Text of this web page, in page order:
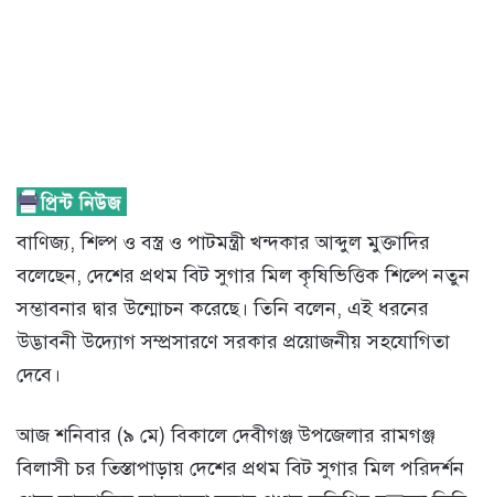
বাণিজ্য, শিল্প ও বস্ত্র ও পাটমন্ত্রী খন্দকার আব্দুল মুক্তাদির
বলেছেন, দেশের প্রথম বিট সুগার মিল কৃষিভিত্তিক শিল্পে নতুন
সম্ভাবনার দ্বার উন্মোচন করেছে। তিনি বলেন, এই ধরনের
উদ্ভাবনী উদ্যোগ সম্প্রসারণে সরকার প্রয়োজনীয় সহযোগিতা
দেবে।
আজ শনিবার (৯ মে) বিকালে দেবীগঞ্জ উপজেলার রামগঞ্জ
বিলাসী চর তিস্তাপাড়ায় দেশের প্রথম বিট সুগার মিল পরিদর্শন